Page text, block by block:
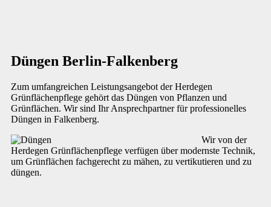
Düngen Berlin-Falkenberg
Zum umfangreichen Leistungsangebot der Herdegen
Grünflächenpflege gehört das Düngen von Pflanzen und
Grünflächen. Wir sind Ihr Ansprechpartner für professionelles
Düngen in Falkenberg.
Wir von der
Herdegen Grünflächenpflege verfügen über modernste Technik,
um Grünflächen fachgerecht zu mähen, zu vertikutieren und zu
düngen.